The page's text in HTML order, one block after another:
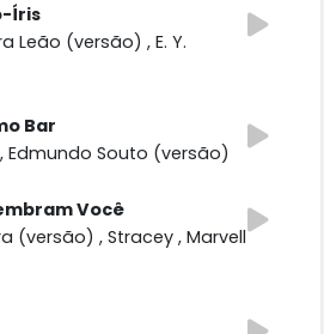
Íris
Leão (versão) , E. Y.
Bar
Edmundo Souto (versão)
Você
(versão) , Stracey , Marvell